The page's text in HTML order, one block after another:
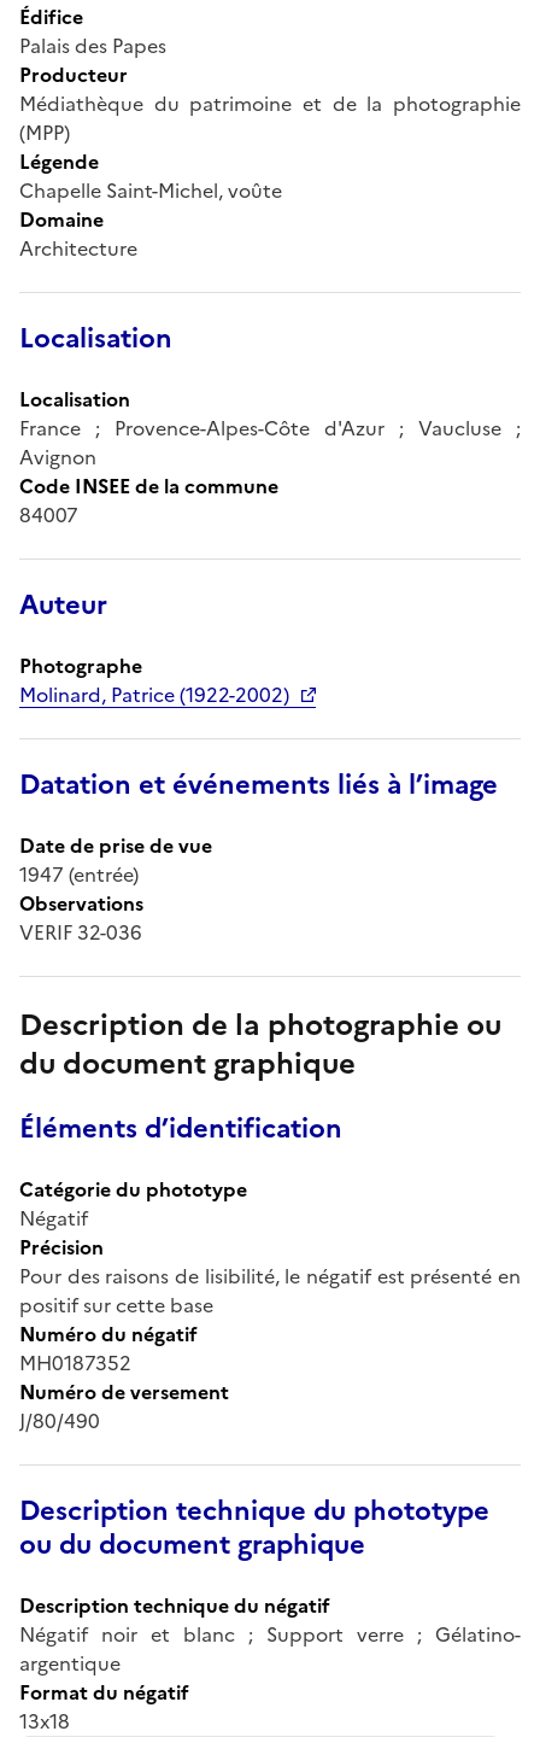
Édifice
Palais des Papes
Producteur
Médiathèque du patrimoine et de la photographie
(MPP)
Légende
Chapelle Saint-Michel, voûte
Domaine
Architecture
Localisation
Localisation
France ; Provence-Alpes-Côte d'Azur ; Vaucluse ;
Avignon
Code INSEE de la commune
84007
Auteur
Photographe
Molinard, Patrice (1922-2002)
Datation et événements liés à l’image
Date de prise de vue
1947 (entrée)
Observations
VERIF 32-036
Description de la photographie ou
du document graphique
Éléments d’identification
Catégorie du phototype
Négatif
Précision
Pour des raisons de lisibilité, le négatif est présenté en
positif sur cette base
Numéro du négatif
MH0187352
Numéro de versement
J/80/490
Description technique du phototype
ou du document graphique
Description technique du négatif
Négatif noir et blanc ; Support verre ; Gélatino-
argentique
Format du négatif
13x18